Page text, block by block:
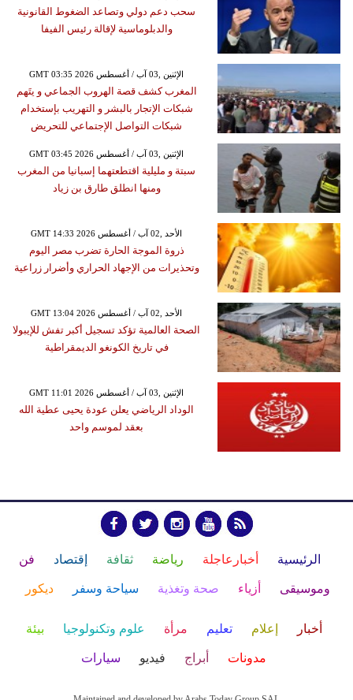
سحب دعم دولي وتصاعد الضغوط القانونية
والدبلوماسية لإقالة رئيس الفيفا
GMT 03:35 2026 الإثنين ,03 آب / أغسطس
المغرب كشف قصة الهروب الجماعي و يتَهم
شبكات الإتجار بالبشر و التهريب بإستخدام
شبكات التواصل الإجتماعي للتحريض
GMT 03:45 2026 الإثنين ,03 آب / أغسطس
سبتة و مليلية اقتطعتهما إسبانيا من المغرب
ومنها انطلق طارق بن زياد
GMT 14:33 2026 الأحد ,02 آب / أغسطس
ذروة الموجة الحارة تضرب مصر اليوم
وتحذيرات من الإجهاد الحراري وأضرار زراعية
GMT 13:04 2026 الأحد ,02 آب / أغسطس
الصحة العالمية تؤكد تسجيل أكبر تفش للإيبولا
في تاريخ الكونغو الديمقراطية
GMT 11:01 2026 الإثنين ,03 آب / أغسطس
الوداد الرياضي يعلن عودة يحيى عطية الله
بعقد لموسم واحد
الرئيسية أخبارعاجلة رياضة ثقافة إقتصاد فن
وموسيقى أزياء صحة وتغذية سياحة وسفر ديكور
أخبار إعلام تعليم مرأة علوم وتكنولوجيا بيئة
مدونات أبراج فيديو سيارات